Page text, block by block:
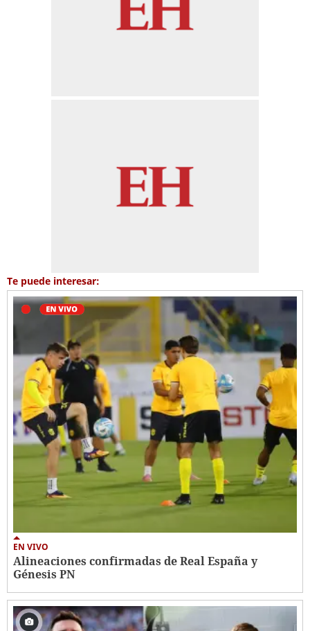
Te puede interesar:
EN VIVO
Alineaciones confirmadas de Real España y
Génesis PN